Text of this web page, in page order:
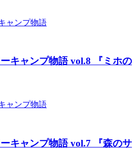
ャンプ物語
キャンプ物語 vol.8 『ミホの
ャンプ物語
キャンプ物語 vol.7 『森のサ